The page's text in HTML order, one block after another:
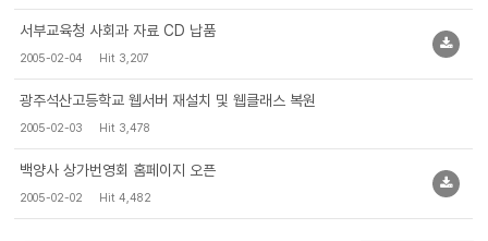
서부교육청 사회과 자료 CD 납품
2005-02-04 Hit 3,207
광주석산고등학교 웹서버 재설치 및 웹클래스 복원
2005-02-03 Hit 3,478
백양사 상가번영회 홈페이지 오픈
2005-02-02 Hit 4,482